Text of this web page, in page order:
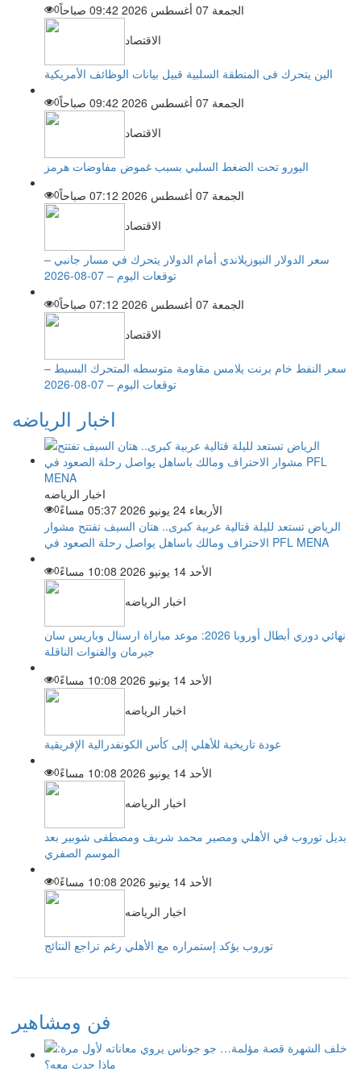
الجمعة 07 أغسطس 2026 09:42 صباحاً 0
الاقتصاد
الين يتحرك فى المنطقة السلبية قبيل بيانات الوظائف الأمريكية
الجمعة 07 أغسطس 2026 09:42 صباحاً
0
الاقتصاد
اليورو تحت الضغط السلبي بسبب غموض مفاوضات هرمز
الجمعة 07 أغسطس 2026 07:12 صباحاً
0
الاقتصاد
سعر الدولار النيوزيلاندي أمام الدولار يتحرك في مسار جانبي –
توقعات اليوم – 07-08-2026
الجمعة 07 أغسطس 2026 07:12 صباحاً
0
الاقتصاد
سعر النفط خام برنت يلامس مقاومة متوسطه المتحرك البسيط –
توقعات اليوم – 07-08-2026
اخبار الرياضه
اخبار الرياضه
الأربعاء 24 يونيو 2026 05:37 مساءً
0
الرياض تستعد لليلة قتالية عربية كبرى.. هتان السيف تفتتح مشوار
الاحتراف ومالك باساهل يواصل رحلة الصعود في PFL MENA
الأحد 14 يونيو 2026 10:08 مساءً
0
اخبار الرياضه
نهائي دوري أبطال أوروبا 2026: موعد مباراة ارسنال وباريس سان
جيرمان والقنوات الناقلة
الأحد 14 يونيو 2026 10:08 مساءً
0
اخبار الرياضه
عودة تاريخية للأهلي إلى كأس الكونفدرالية الإفريقية
الأحد 14 يونيو 2026 10:08 مساءً
0
اخبار الرياضه
بديل توروب في الأهلي ومصير محمد شريف ومصطفى شوبير بعد
الموسم الصفري
الأحد 14 يونيو 2026 10:08 مساءً
0
اخبار الرياضه
توروب يؤكد إستمراره مع الأهلي رغم تراجع النتائج
فن ومشاهير